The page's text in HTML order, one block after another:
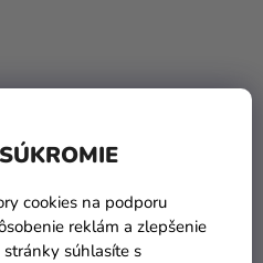
cookies na podporu
reklám a zlepšenie
súhlasíte s
Behúň s kvetinovou
potlačou - Krémový 40 x
500 cm
10,29 €